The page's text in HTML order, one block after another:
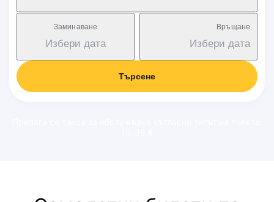
Заминаване
Избери дата
Връщане
Избери дата
Търсене